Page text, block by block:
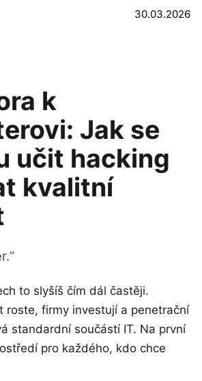
30.03.2026
k
Jak se
učit hacking
kvalitní
to slyšíš čím dál častěji.
roste, firmy investují a penetrační
standardní součástí IT. Na první
pro každého, kdo chce